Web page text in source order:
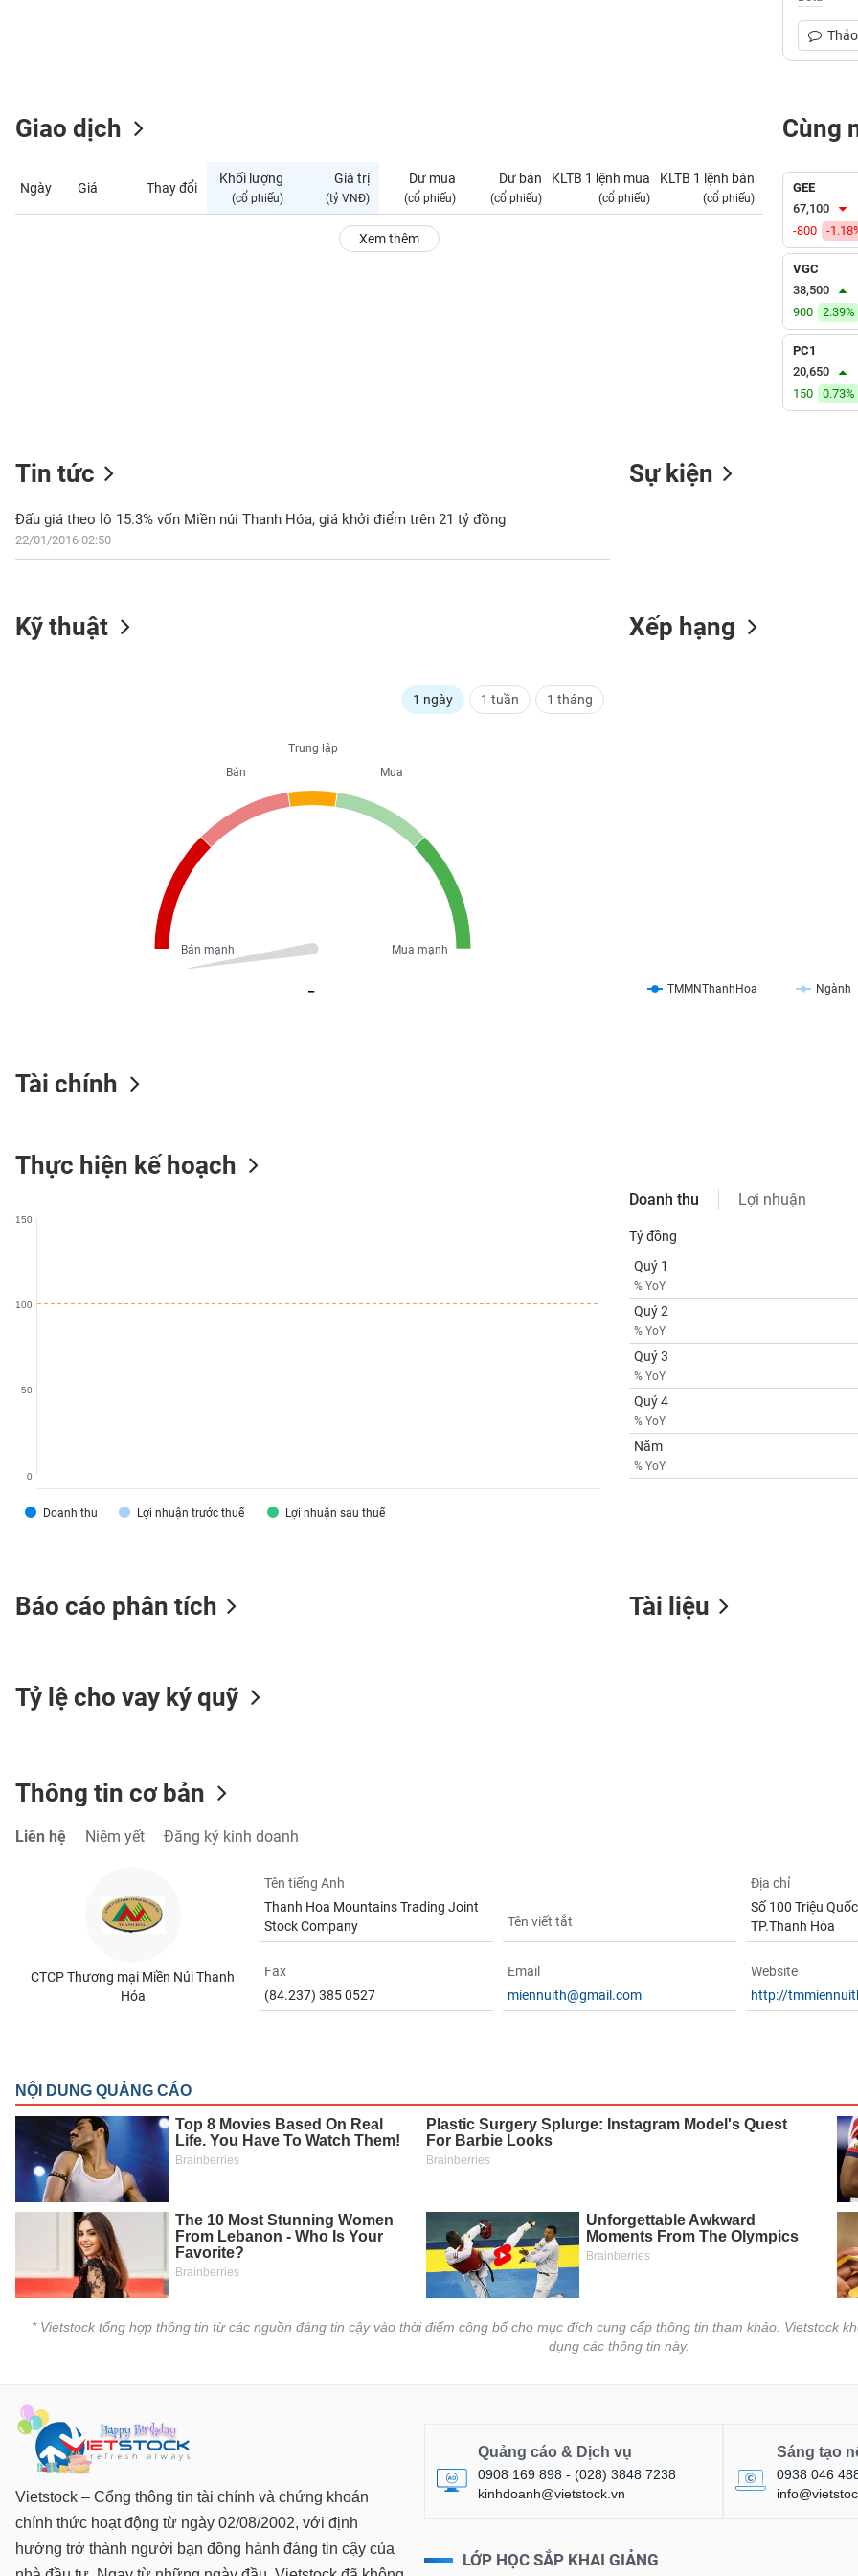
Giao dịch
Ngày Giá Thay đổi
Khối lượng
(cổ phiếu)
Giá trị
(tỷ VNĐ)
Dư mua
(cổ phiếu)
Dư bán
(cổ phiếu)
KLTB 1 lệnh mua
(cổ phiếu)
KLTB 1 lệnh bán
(cổ phiếu)
Xem thêm
Cùng
GEE
67,100
-800
-
VGC
38,500
900
2.39%
PC1
20,650
150
0.73%
Tin tức
Đấu giá theo lô 15.3% vốn Miền núi Thanh Hóa, giá khởi điểm trên 21 tỷ đồng
22/01/2016 02:50
Sự kiện
Kỹ thuật
1 ngày 1 tuần 1 tháng
Trung lập
Mua
Mua mạnh
Bán
Bán mạnh
Xếp hạng
TMMNThanhHoa Ngành
Tài chính
Thực hiện kế hoạch
Doanh thu Lợi nhuận trước thuế Lợi nhuận sau thuế
0
50
100
150
Doanh thu Lợi nhuận
Tỷ đồng
Quý 1
% YoY
Quý 2
% YoY
Quý 3
% YoY
Quý 4
% YoY
Năm
% YoY
Báo cáo phân tích Tài liệu
Tỷ lệ cho vay ký quỹ
Thông tin cơ bản
Liên hệ Niêm yết Đăng ký kinh doanh
CTCP Thương mại Miền Núi Thanh
Hóa
Tên tiếng Anh
Thanh Hoa Mountains Trading Joint
Stock Company
Tên viết tắt
Địa chỉ
Số 100 Triệu
TP.Thanh Hóa
Fax
(84.237) 385 0527
Email
miennuith@gmail.com
Website
http://
* Vietstock tổng hợp thông tin từ các nguồn đáng tin cậy vào thời điểm công bố cho mục đích cung cấp thông tin tham khảo. Vietstock
dụng các thông tin này.
Vietstock – Cổng thông tin tài chính và chứng khoán
chính thức hoạt động từ ngày 02/08/2002, với định
hướng trở thành người bạn đồng hành đáng tin cậy của
Quảng cáo & Dịch vụ
0908 169 898 - (028) 3848 7238
kinhdoanh@vietstock.vn
Sáng tạo
0938 046
LỚP HỌC SẮP KHAI GIẢNG
CÁ
NHÂN
XUẤT
DỮ
TIN
VS-
LIỆU
CÔNG
NGHIỆP
TIÊU
KHÔNG
TIÊU
CHĂM
SÓC
SỨC
KHỎE
TÀI
CÔNG
NGHỆ
THÔNG
TIN
DỊCH